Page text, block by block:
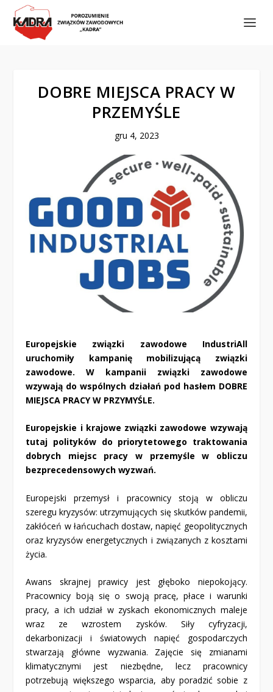
DOBRE MIEJSCA PRACY W
PRZEMYŚLE
gru 4, 2023
Europejskie związki zawodowe IndustriAll
uruchomiły kampanię mobilizującą związki
zawodowe. W kampanii związki zawodowe
wzywają do wspólnych działań pod hasłem DOBRE
MIEJSCA PRACY W PRZYMYŚLE.
Europejskie i krajowe związki zawodowe wzywają
tutaj polityków do priorytetowego traktowania
dobrych miejsc pracy w przemyśle w obliczu
bezprecedensowych wyzwań.
Europejski przemysł i pracownicy stoją w obliczu
szeregu kryzysów: utrzymujących się skutków pandemii,
zakłóceń w łańcuchach dostaw, napięć geopolitycznych
oraz kryzysów energetycznych i związanych z kosztami
życia.
Awans skrajnej prawicy jest głęboko niepokojący.
Pracownicy boją się o swoją pracę, płace i warunki
pracy, a ich udział w zyskach ekonomicznych maleje
wraz ze wzrostem zysków. Siły cyfryzacji,
dekarbonizacji i światowych napięć gospodarczych
stwarzają główne wyzwania. Zajęcie się zmianami
klimatycznymi jest niezbędne, lecz pracownicy
potrzebują większego wsparcia, aby poradzić sobie z